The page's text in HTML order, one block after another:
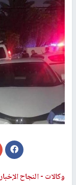
وكالات -النجاح